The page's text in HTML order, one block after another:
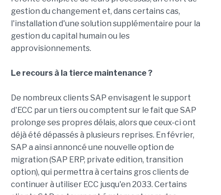
gestion du changement et, dans certains cas,
l'installation d'une solution supplémentaire pour la
gestion du capital humain ou les
approvisionnements.
Le recours à la tierce maintenance ?
De nombreux clients SAP envisagent le support
d'ECC par un tiers ou comptent sur le fait que SAP
prolonge ses propres délais, alors que ceux-ci ont
déjà été dépassés à plusieurs reprises. En février,
SAP a ainsi annoncé une nouvelle option de
migration (SAP ERP, private edition, transition
option), qui permettra à certains gros clients de
continuer à utiliser ECC jusqu'en 2033. Certains